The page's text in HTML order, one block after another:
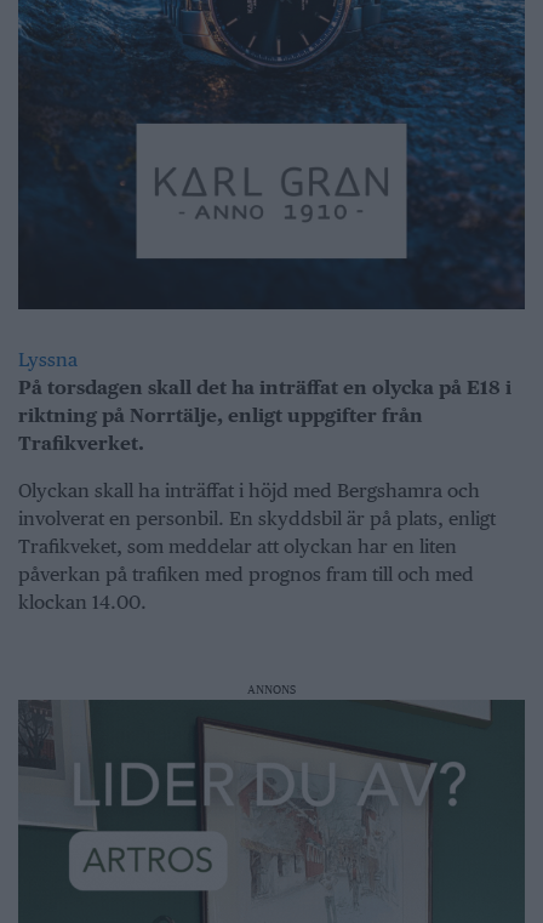
Lyssna
På torsdagen skall det ha inträffat en olycka på E18 i
riktning på Norrtälje, enligt uppgifter från
Trafikverket.
Olyckan skall ha inträffat i höjd med Bergshamra och
involverat en personbil. En skyddsbil är på plats, enligt
Trafikveket, som meddelar att olyckan har en liten
påverkan på trafiken med prognos fram till och med
klockan 14.00.
ANNONS